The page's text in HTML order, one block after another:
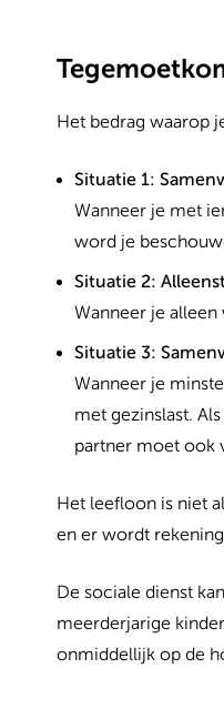
Het bedrag waarop
Situatie 1:
Wanneer je met
word je
Situatie 2:
Wanneer je
Situatie 3:
Wanneer je
met gezinslast.
partner moet ook
Het leefloon is niet
en er wordt
De sociale dienst
meerderjarige
onmiddellijk op de